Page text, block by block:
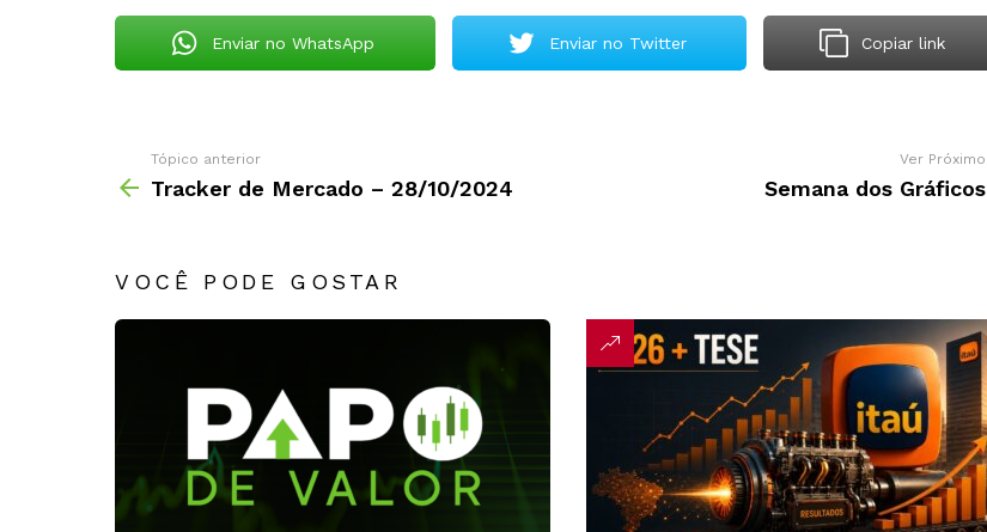
Enviar no WhatsApp Enviar no Twitter Copiar link
Tópico anterior
Tracker de Mercado – 28/10/2024
Ver Próximo
Semana dos Gráficos
VOCÊ PODE GOSTAR